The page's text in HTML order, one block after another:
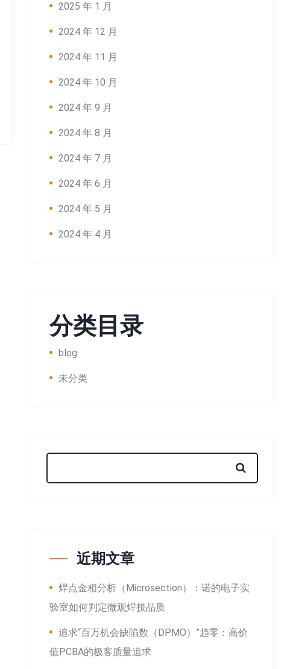
2025 年 1 月
2024 年 12 月
2024 年 11 月
2024 年 10 月
2024 年 9 月
2024 年 8 月
2024 年 7 月
2024 年 6 月
2024 年 5 月
2024 年 4 月
分类目录
blog
未分类
近期文章
焊点金相分析（Microsection）：诺的电子实
验室如何判定微观焊接品质
追求“百万机会缺陷数（DPMO）”趋零：高价
值PCBA的极客质量追求